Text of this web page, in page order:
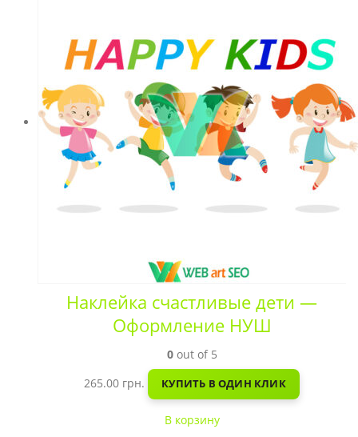
Наклейка счастливые дети —
Оформление НУШ
0out of 5
265.00 грн. КУПИТЬ В ОДИН КЛИК
В корзину